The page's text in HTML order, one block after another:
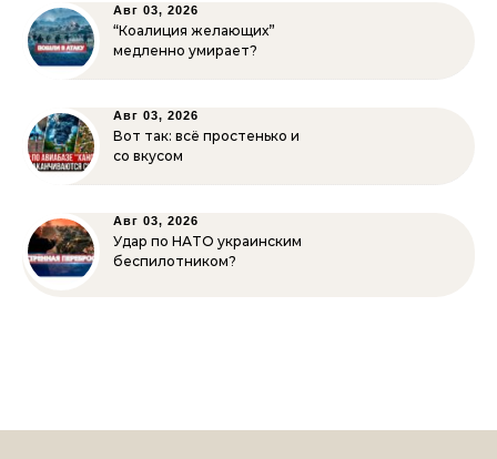
Авг 03, 2026
“Коалиция желающих”
медленно умирает?
Авг 03, 2026
Вот так: всё простенько и
со вкусом
Авг 03, 2026
Удар по НАТО украинским
беспилотником?